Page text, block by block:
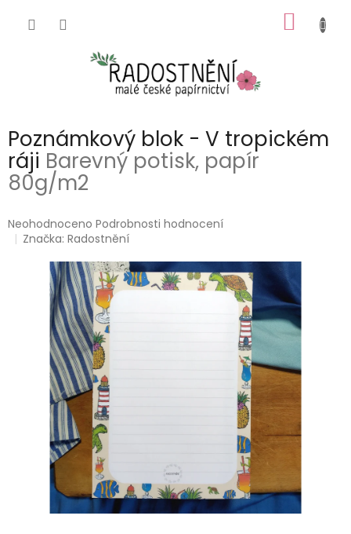
KOŠÍK
Poznámkový blok - V tropickém
ráji Barevný potisk, papír
80g/m2
Průměrné
hodnocení
hvězdiček.
Neohodnoceno Podrobnosti hodnocení
Značka:Radostnění